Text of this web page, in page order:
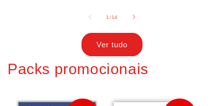
1 /de
14
Ver tudo
Packs promocionais